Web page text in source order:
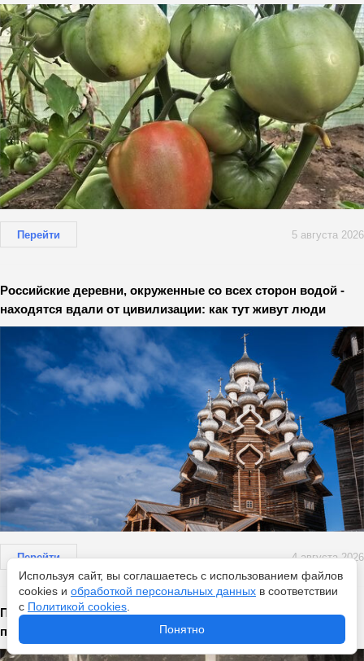
Перейти 5 августа 2026
Российские деревни, окруженные со всех сторон водой -
находятся вдали от цивилизации: как тут живут люди
Перейти 4 августа 2026
Перестала травить тараканов по старинке — нашла 5
проверенных способов, и они исчезли навсегда
Используя сайт, вы соглашаетесь с использованием файлов
cookies и обработкой персональных данных в соответствии
с Политикой cookies
Понятно